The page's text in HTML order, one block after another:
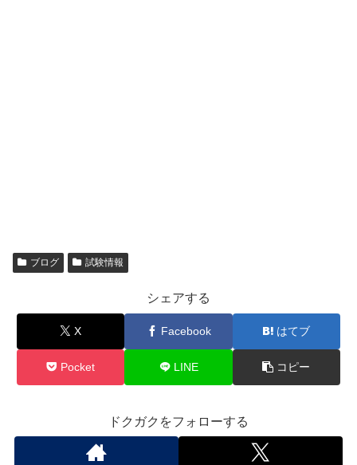
ブログ 試験情報
シェアする
X Facebook はてブ
Pocket LINE コピー
ドクガクをフォローする